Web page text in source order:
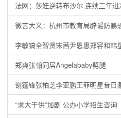
法网：莎娃逆转布沙尔 连续三年进
微言大义：杭州市教育局辟谣防暴
李敏镐全智贤宋茜尹恩惠郑容和韩
郑爽张翰同居Angelababy劈腿
谢霆锋张柏芝李亚鹏王菲明星昔日
“求大于供”加剧 公办小学招生咨询